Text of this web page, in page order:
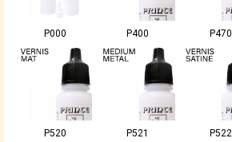
P000 P400 P470
P520 P521 P522